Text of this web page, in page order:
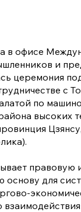
в офисе
и
церемония
с
по
высоких
правовую
основу для